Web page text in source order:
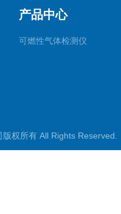
产品中心
可燃性气体检测仪
版权所有 All Rights